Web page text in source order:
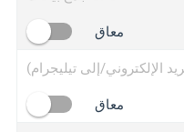
iplogger.cn
معاق
الإلكتروني/إلى تيليجرام)
معاق